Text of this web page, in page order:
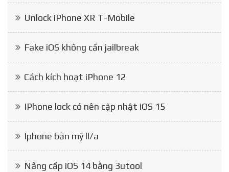
Unlock iPhone XR T-Mobile
Fake iOS không cần jailbreak
Cách kích hoạt iPhone 12
IPhone lock có nên cập nhật iOS 15
Iphone bản mỹ ll/a
Nâng cấp iOS 14 bằng 3utool